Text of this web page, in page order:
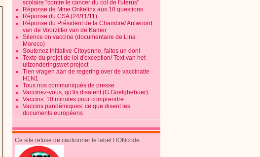
scolaire "contre le cancer du col de l'utérus"
Réponse de Mme Onkelinx aux 10 questions
Réponse du CSA (24/11/11)
Réponse du Président de la Chambre/ Antwoord
van de Voorzitter van de Kamer
Silence on vaccine (documentaire de Lina
Moreco)
Soutenez Initiative Citoyenne, faites un don!
Texte du projet de loi d'exception/ Text van het
uitzonderingswet project
Tien vragen aan de regering over de vaccinatie
H1N1
Tous nos communiqués de presse
Vaccinez-vous, qu'ils disaient (G.Goetghebuer)
Vaccins: 10 minutes pour comprendre
Vaccins pandémiques: ce que disent les
documents européens
Ce site refuse de cautionner le label HONcode.